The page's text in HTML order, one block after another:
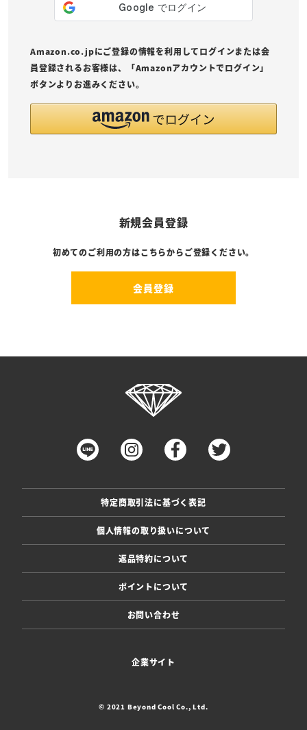
Amazon.co.jpにご登録の情報を利用してログインまたは会
員登録されるお客様は、「Amazonアカウントでログイン」
ボタンよりお進みください。
新規会員登録
初めてのご利用の方はこちらからご登録ください。
会員登録
特定商取引法に基づく表記
個人情報の取り扱いについて
返品特約について
ポイントについて
お問い合わせ
企業サイト
© 2021 Beyond Cool Co., Ltd.